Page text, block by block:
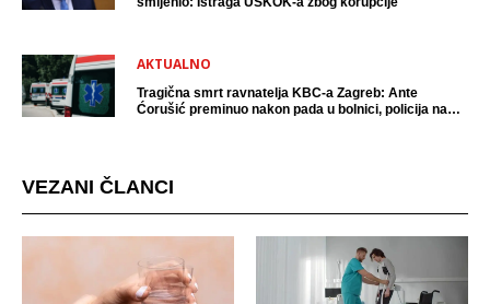
AKTUALNO
Tragična smrt ravnatelja KBC-a Zagreb: Ante
Ćorušić preminuo nakon pada u bolnici, policija na
VEZANI ČLANCI